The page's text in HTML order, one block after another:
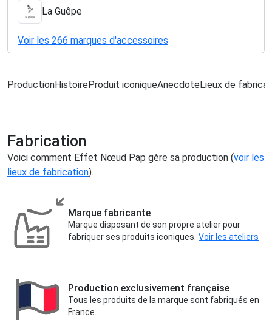
La Guêpe
Voir les 266 marques d'accessoires
ProductionHistoireProduit iconiqueAnecdoteLieux de
Fabrication
Voici comment Effet Nœud Pap gère sa production (voir les
lieux de fabrication).
Marque fabricante
Marque disposant de son propre atelier pour
fabriquer ses produits iconiques. Voir les ateliers
Production exclusivement française
Tous les produits de la marque sont fabriqués en
France.